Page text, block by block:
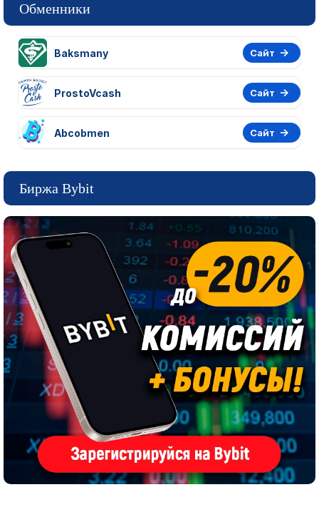
Обменники
Baksmany Сайт
ProstoVcash Сайт
Abcobmen Сайт
Биржа Bybit